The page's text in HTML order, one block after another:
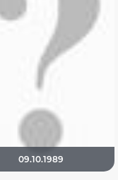
09.10.1989